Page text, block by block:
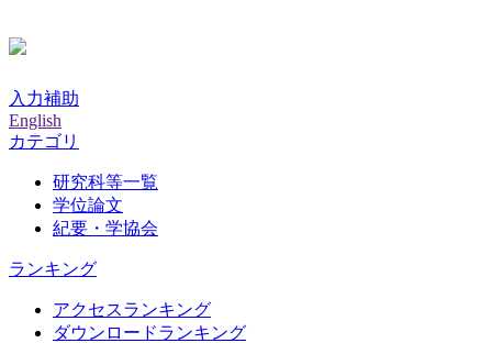
入力補助
English
カテゴリ
研究科等一覧
学位論文
紀要・学協会
ランキング
アクセスランキング
ダウンロードランキング